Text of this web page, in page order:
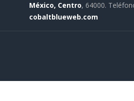
México, Centro, 64000.
cobaltblueweb.com